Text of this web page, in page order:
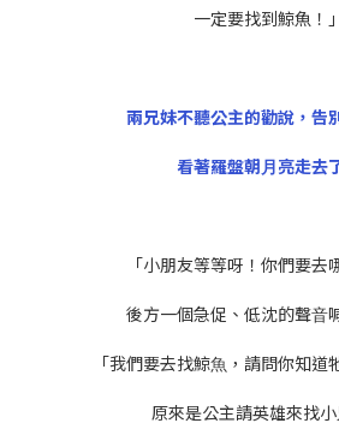
⼀定要找到鯨魚！」
兩兄妹不聽公主的勸說，告
看著羅盤朝⽉亮走去
「⼩朋友等等呀！你們要去
後⽅⼀個急促、低沈的聲⾳
「我們要去找鯨⿂，請問你知道
原來是公主請英雄來找⼩